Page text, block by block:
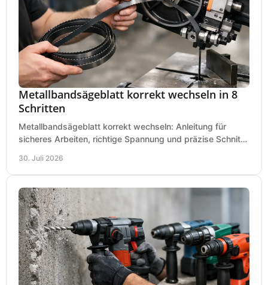
Metallbandsägeblatt korrekt wechseln in 8
Schritten
Metallbandsägeblatt korrekt wechseln: Anleitung für
sicheres Arbeiten, richtige Spannung und präzise Schnitte
30. Juli 2026